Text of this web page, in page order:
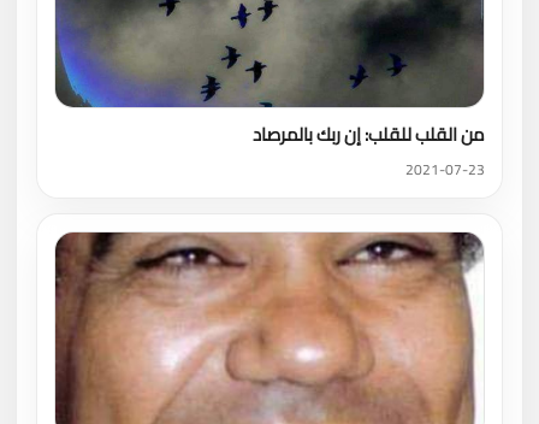
من القلب للقلب: إن ربك بالمرصاد
2021-07-23